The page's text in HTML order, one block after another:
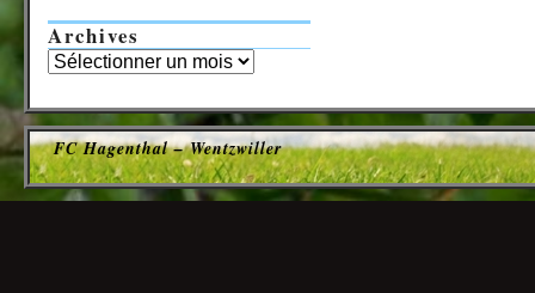
Archives
FC Hagenthal – Wentzwiller